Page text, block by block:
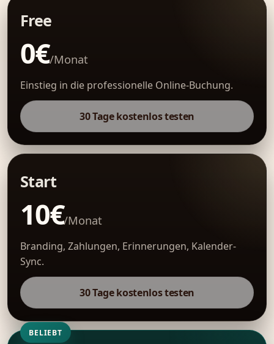
Free
0€/Monat
Einstieg in die professionelle Online-Buchung.
30 Tage kostenlos testen
Start
10€/Monat
Branding, Zahlungen, Erinnerungen, Kalender-
Sync.
30 Tage kostenlos testen
BELIEBT